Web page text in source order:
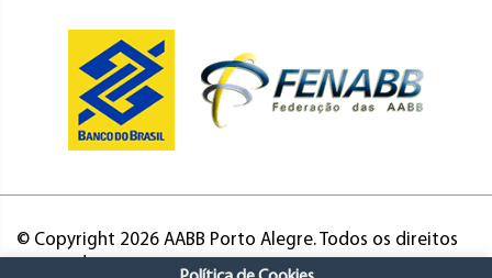
© Copyright 2026 AABB Porto Alegre. Todos os direitos